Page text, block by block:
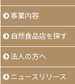
事業内容
自然食品店を探す
法人の方へ
ニュースリリース